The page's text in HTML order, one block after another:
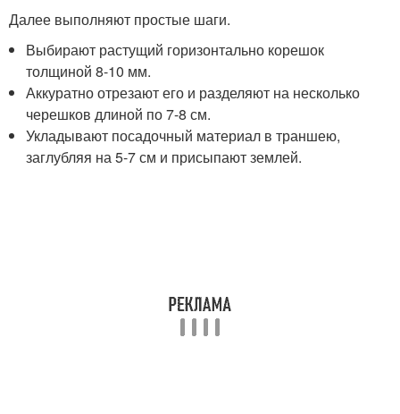
Далее выполняют простые шаги.
Выбирают растущий горизонтально корешок
толщиной 8-10 мм.
Аккуратно отрезают его и разделяют на несколько
черешков длиной по 7-8 см.
Укладывают посадочный материал в траншею,
заглубляя на 5-7 см и присыпают землей.